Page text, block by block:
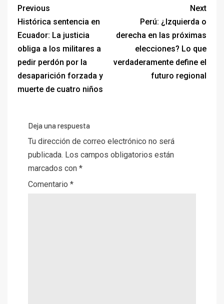
Previous
Histórica sentencia en
Ecuador: La justicia
obliga a los militares a
pedir perdón por la
desaparición forzada y
muerte de cuatro niños
Next
Perú: ¿Izquierda o
derecha en las próximas
elecciones? Lo que
verdaderamente define el
futuro regional
Deja una respuesta
Tu dirección de correo electrónico no será
publicada. Los campos obligatorios están
marcados con *
Comentario *